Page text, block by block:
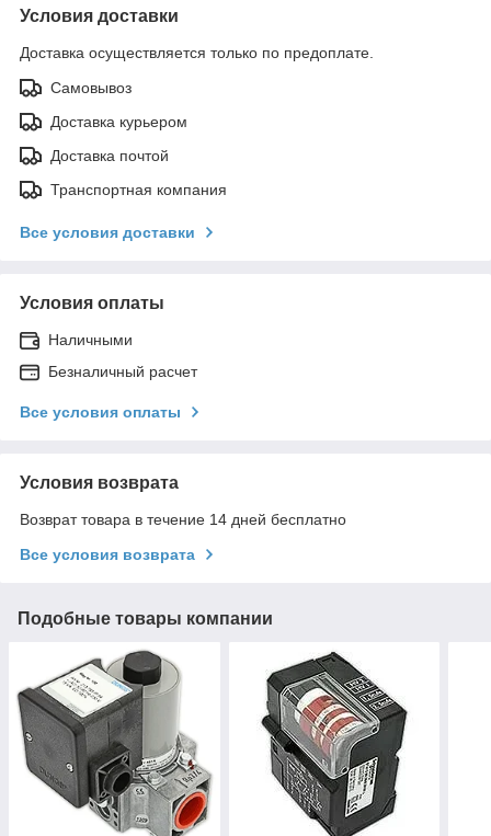
Условия доставки
Доставка осуществляется только по предоплате.
Самовывоз
Доставка курьером
Доставка почтой
Транспортная компания
Все условия доставки
Условия оплаты
Наличными
Безналичный расчет
Все условия оплаты
Условия возврата
Возврат товара в течение 14 дней бесплатно
Все условия возврата
Подобные товары компании